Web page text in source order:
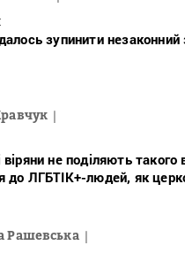
зупинити незаконний
віряни не поділяють
до ЛГБТІК+-людей, як
Рашевська